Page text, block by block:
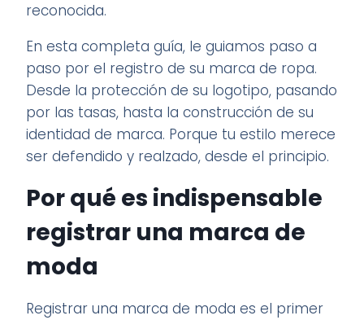
reconocida.
En esta completa guía, le guiamos paso a
paso por el registro de su marca de ropa.
Desde la protección de su logotipo, pasando
por las tasas, hasta la construcción de su
identidad de marca. Porque tu estilo merece
ser defendido y realzado, desde el principio.
Por qué es indispensable
registrar una marca de
moda
Registrar una marca de moda es el primer